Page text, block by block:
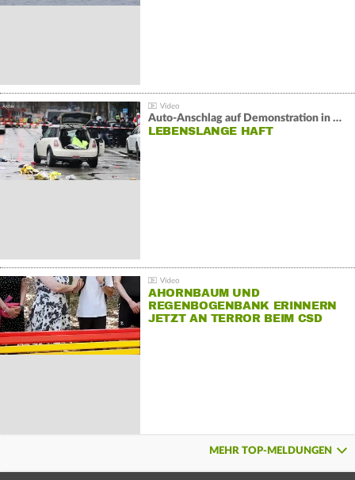
Auto-Anschlag auf Demonstration in München:
LEBENSLANGE HAFT
AHORNBAUM UND
REGENBOGENBANK ERINNERN
JETZT AN TERROR BEIM CSD
MEHR TOP-MELDUNGEN